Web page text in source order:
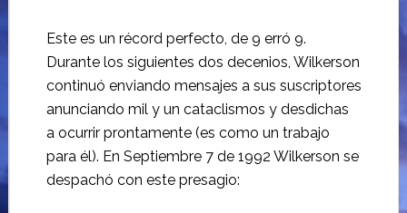
Este es un récord perfecto, de 9 erró 9.
Durante los siguientes dos decenios, Wilkerson
continuó enviando mensajes a sus suscriptores
anunciando mil y un cataclismos y desdichas
a ocurrir prontamente (es como un trabajo
para él). En Septiembre 7 de 1992 Wilkerson se
despachó con este presagio: